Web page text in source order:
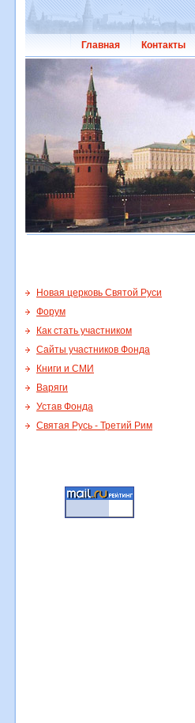
Главная Контакты
Новая церковь Святой Руси
Форум
Как стать участником
Сайты участников Фонда
Книги и СМИ
Варяги
Устав Фонда
Святая Русь - Третий Рим